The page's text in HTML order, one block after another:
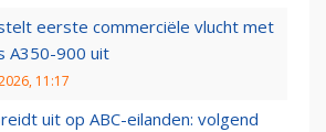
eerste commerciële vlucht met
A350-900 uit
11:17
uit op ABC-eilanden: volgend